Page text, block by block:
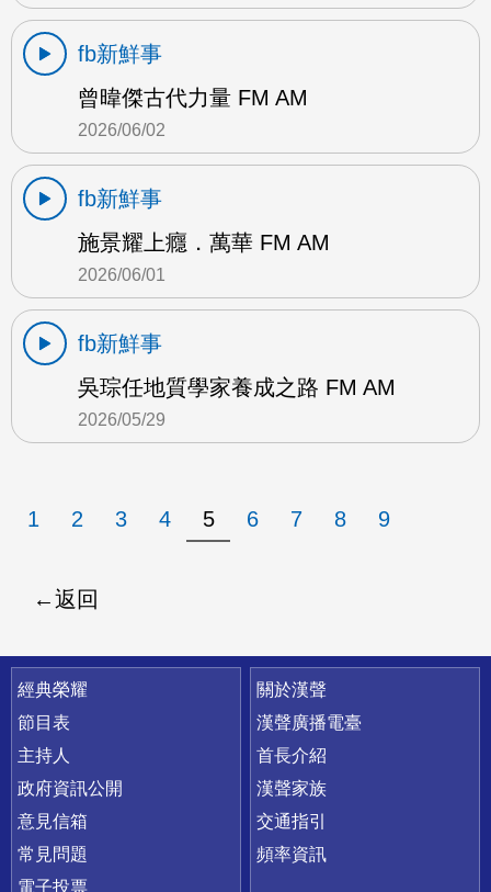
fb新鮮事
曾暐傑古代力量 FM AM
2026/06/02
fb新鮮事
施景耀上癮．萬華 FM AM
2026/06/01
fb新鮮事
吳琮任地質學家養成之路 FM AM
2026/05/29
1 2 3 4 5 6 7 8 9
返回
快速連結
經典榮耀
節目表
主持人
政府資訊公開
意見信箱
常見問題
電子投票
關於漢聲
漢聲廣播電臺
首長介紹
漢聲家族
交通指引
頻率資訊